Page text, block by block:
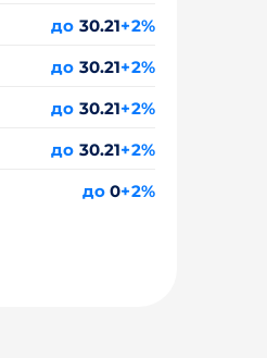
до 30.21+2%
до 30.21+2%
до 30.21+2%
до 30.21+2%
до 0+2%